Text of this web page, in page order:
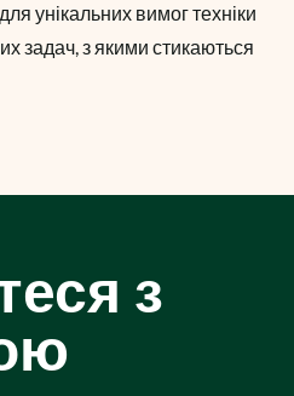
унікальних вимог техніки
задач, з якими стикаються
з